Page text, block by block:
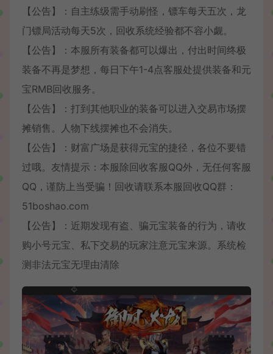
【公告】：自主练级需手动刷怪，镖车每天五次，龙
门镖局活动每天5次，回收系统经验都不容小觑。
【公告】：本服所有装备都可以爆出，付出时间终极
装备不再是梦想，每日下午1-4点客服处提供装备和元
宝RMB回收服务。
【公告】：打到其他职业的装备可以进入交易市场摆
摊销售。人物下线摆摊也不会消失。
【公告】：财富广场是获得元宝的捷径，各位不要错
过哦。友情提示：本服除回收客服QQ外，无任何客服
QQ，谨防上当受骗！回收请联系本服回收QQ群：
51boshao.com
【公告】：近期发现有盗、骗元宝装备的行为，请收
购小号元宝、私下交易的玩家注意元宝来源。系统检
测非法元宝无理由清除